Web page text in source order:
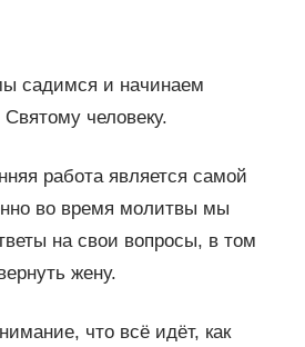
садимся и начинаем
человеку.
работа является самой
во время молитвы мы
на свои вопросы, в том
жену.
что всё идёт, как